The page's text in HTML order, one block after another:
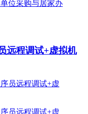
远程调试+虚拟机